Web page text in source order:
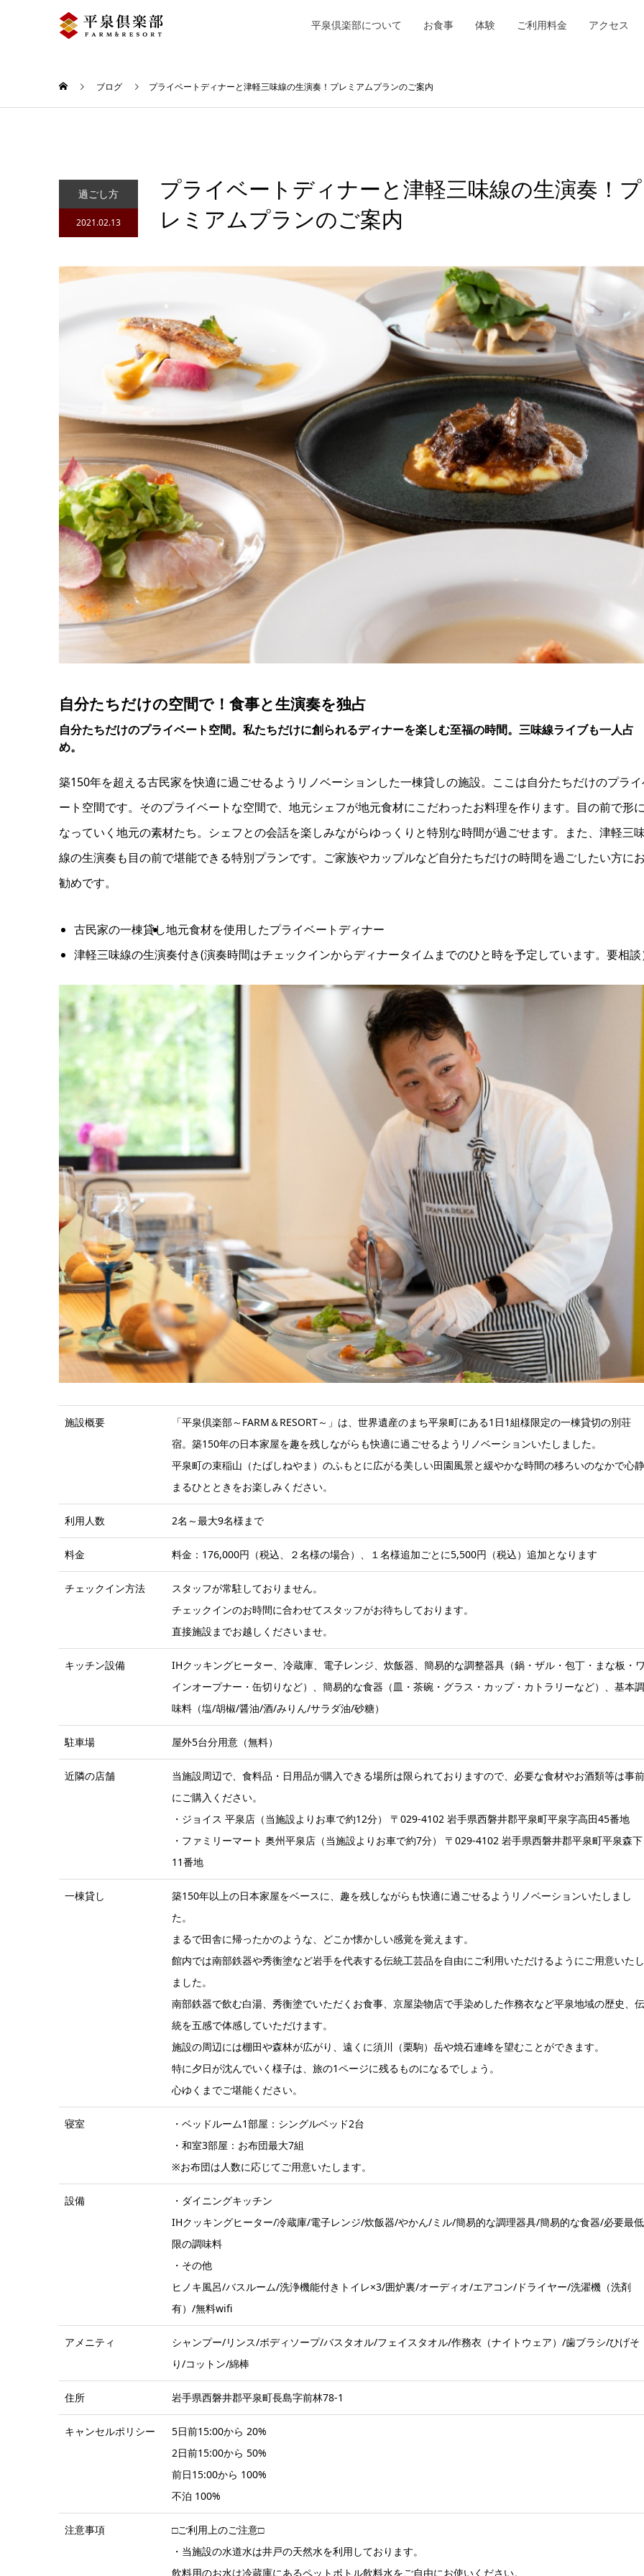
平泉倶楽部について お食事 体験 ご利用料金 アクセス
ブログ プライベートディナーと津軽三味線の生演奏！プレミアムプランのご案内
過ごし方
2021.02.13
プライベートディナーと津軽三味線の生演奏！プ
レミアムプランのご案内
自分たちだけの空間で！食事と生演奏を独占
自分たちだけのプライベート空間。私たちだけに創られるディナーを楽しむ至福の時間。三味線ライブも一人占
め。
築150年を超える古民家を快適に過ごせるようリノベーションした一棟貸しの施設。ここは自分たちだけのプラ
ート空間です。そのプライベートな空間で、地元シェフが地元食材にこだわったお料理を作ります。目の前で形
なっていく地元の素材たち。シェフとの会話を楽しみながらゆっくりと特別な時間が過ごせます。また、津軽三
線の生演奏も目の前で堪能できる特別プランです。ご家族やカップルなど自分たちだけの時間を過ごしたい方に
勧めです。
古民家の一棟貸し地元食材を使用したプライベートディナー
津軽三味線の生演奏付き(演奏時間はチェックインからディナータイムまでのひと時を予定しています。要相談
施設概要
「平泉倶楽部～FARM＆RESORT～」は、世界遺産のまち平泉町にある1日1組様限定の一棟貸切の別荘
宿。築150年の日本家屋を趣を残しながらも快適に過ごせるようリノベーションいたしました。
平泉町の束稲山（たばしねやま）のふもとに広がる美しい田園風景と緩やかな時間の移ろいのなかで心静
まるひとときをお楽しみください。
利用人数 2名～最大9名様まで
料金 料金：176,000円（税込、２名様の場合）、１名様追加ごとに5,500円（税込）追加となります
チェックイン方法
スタッフが常駐しておりません。
チェックインのお時間に合わせてスタッフがお待ちしております。
直接施設までお越しくださいませ。
キッチン設備
IHクッキングヒーター、冷蔵庫、電子レンジ、炊飯器、簡易的な調整器具（鍋・ザル・包丁・まな板・
インオープナー・缶切りなど）、簡易的な食器（皿・茶碗・グラス・カップ・カトラリーなど）、基本調
味料（塩/胡椒/醤油/酒/みりん/サラダ油/砂糖）
駐車場 屋外5台分用意（無料）
近隣の店舗
当施設周辺で、食料品・日用品が購入できる場所は限られておりますので、必要な食材やお酒類等は事前
にご購入ください。
・ジョイス 平泉店（当施設よりお車で約12分） 〒029-4102 岩手県西磐井郡平泉町平泉字高田45番地
・ファミリーマート 奥州平泉店（当施設よりお車で約7分） 〒029-4102 岩手県西磐井郡平泉町平泉森下
11番地
一棟貸し
築150年以上の日本家屋をベースに、趣を残しながらも快適に過ごせるようリノベーションいたしまし
た。
まるで田舎に帰ったかのような、どこか懐かしい感覚を覚えます。
館内では南部鉄器や秀衡塗など岩手を代表する伝統工芸品を自由にご利用いただけるようにご用意いたし
ました。
南部鉄器で飲む白湯、秀衡塗でいただくお食事、京屋染物店で手染めした作務衣など平泉地域の歴史、伝
統を五感で体感していただけます。
施設の周辺には棚田や森林が広がり、遠くに須川（栗駒）岳や焼石連峰を望むことができます。
特に夕日が沈んでいく様子は、旅の1ページに残るものになるでしょう。
心ゆくまでご堪能ください。
寝室
・ベッドルーム1部屋：シングルベッド2台
・和室3部屋：お布団最大7組
※お布団は人数に応じてご用意いたします。
設備
・ダイニングキッチン
IHクッキングヒーター/冷蔵庫/電子レンジ/炊飯器/やかん/ミル/簡易的な調理器具/簡易的な食器/必要最低
限の調味料
・その他
ヒノキ風呂/バスルーム/洗浄機能付きトイレ×3/囲炉裏/オーディオ/エアコン/ドライヤー/洗濯機（洗剤
有）/無料wifi
アメニティ
シャンプー/リンス/ボディソープ/バスタオル/フェイスタオル/作務衣（ナイトウェア）/歯ブラシ/ひげそ
り/コットン/綿棒
住所 岩手県西磐井郡平泉町長島字前林78-1
キャンセルポリシー
5日前15:00から 20%
2日前15:00から 50%
前日15:00から 100%
不泊 100%
注意事項
□ご利用上のご注意□
・当施設の水道水は井戸の天然水を利用しております。
飲料用のお水は冷蔵庫にあるペットボトル飲料水をご自由にお使いください。